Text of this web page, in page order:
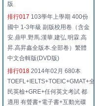
版
排行017 103學年上學期 400份
國中 1-3年級 副版校用卷（含金
安.鼎甲.野馬.漢華.建弘.明霖.高
昇.高昇鑫全版本.全部卷）繁體
中文合輯版(DVD版)
排行018 2014年02月 680本
TOEFL+IELTS+TOEIC+GMAT+全
民英檢+GRE+任何英文考試 都
適用 有聲書+電子書+互動光碟